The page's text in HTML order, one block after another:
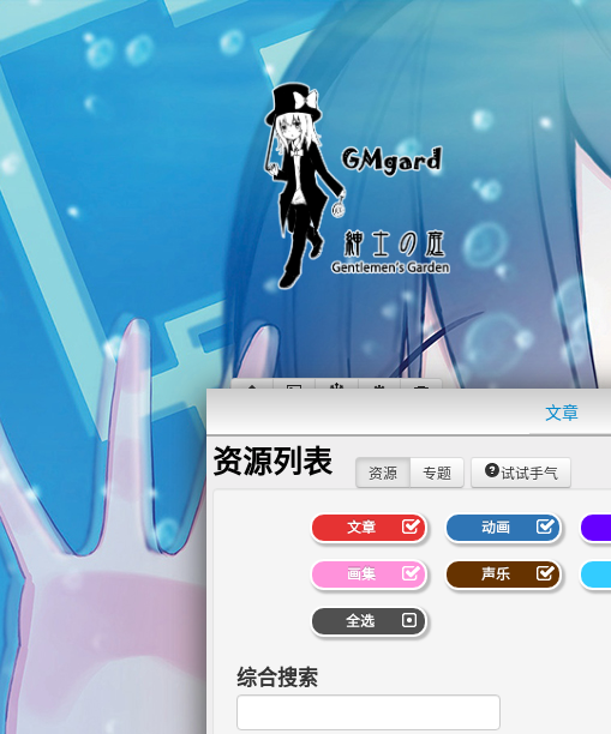
文章
资源列表 资源 专题 试试手气
文章 动画
画集 声乐
全选
综合搜索